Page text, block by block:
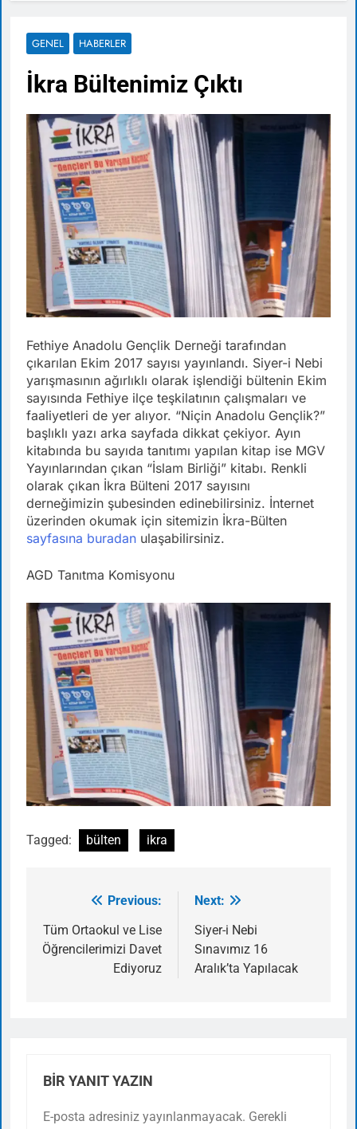
GENEL HABERLER
İkra Bültenimiz Çıktı
Fethiye Anadolu Gençlik Derneği tarafından
çıkarılan Ekim 2017 sayısı yayınlandı. Siyer-i Nebi
yarışmasının ağırlıklı olarak işlendiği bültenin Ekim
sayısında Fethiye ilçe teşkilatının çalışmaları ve
faaliyetleri de yer alıyor. “Niçin Anadolu Gençlik?”
başlıklı yazı arka sayfada dikkat çekiyor. Ayın
kitabında bu sayıda tanıtımı yapılan kitap ise MGV
Yayınlarından çıkan “İslam Birliği” kitabı. Renkli
olarak çıkan İkra Bülteni 2017 sayısını
derneğimizin şubesinden edinebilirsiniz. İnternet
üzerinden okumak için sitemizin İkra-Bülten
sayfasına buradan ulaşabilirsiniz.
AGD Tanıtma Komisyonu
Tagged: bülten ikra
gezinmesi
Previous:
Tüm Ortaokul ve Lise
Öğrencilerimizi Davet
Ediyoruz
Next:
Siyer-i Nebi
Sınavımız 16
Aralık’ta Yapılacak
BIR YANIT YAZIN
E-posta adresiniz yayınlanmayacak. Gerekli